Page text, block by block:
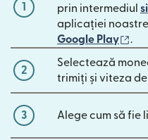
1
prin intermediul
aplicației
Google Play
.
2
Selectează
trimiți și viteza
3 Alege cum să fie